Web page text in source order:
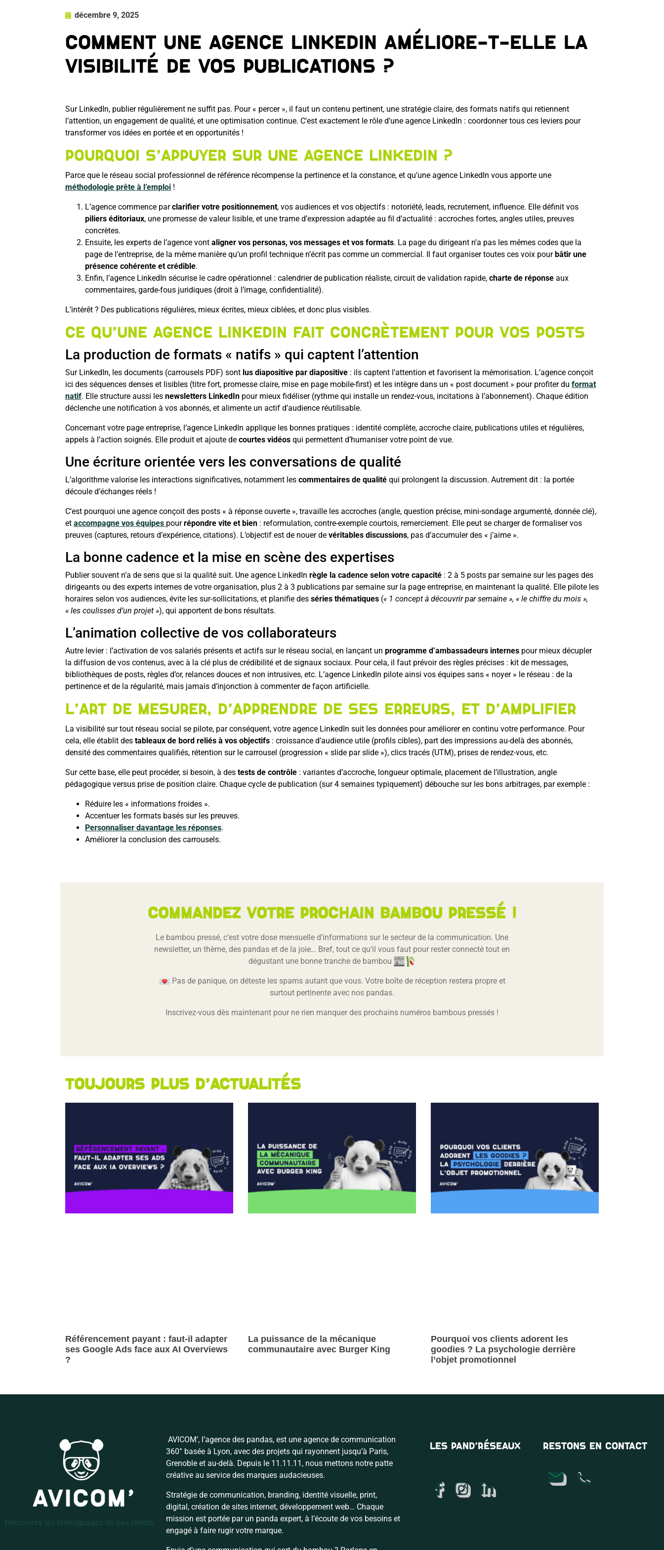
décembre 9, 2025
Comment une agence LinkedIn améliore-t-elle la
visibilité de vos publications ?
Sur LinkedIn, publier régulièrement ne suffit pas. Pour « percer », il faut un contenu pertinent, une stratégie claire, des formats natifs qui retiennent
l’attention, un engagement de qualité, et une optimisation continue. C’est exactement le rôle d’une agence LinkedIn : coordonner tous ces leviers pour
transformer vos idées en portée et en opportunités !
Pourquoi s’appuyer sur une agence LinkedIn ?
Parce que le réseau social professionnel de référence récompense la pertinence et la constance, et qu’une agence LinkedIn vous apporte une
méthodologie prête à l’emploi !
L’agence commence parclarifier votre positionnement, vos audiences et vos objectifs : notoriété, leads, recrutement, influence. Elle définit vos
piliers éditoriaux, une promesse de valeur lisible, et une trame d’expression adaptée au fil d’actualité : accroches fortes, angles utiles, preuves
concrètes.
Ensuite, les experts de l’agence vont aligner vos personas, vos messages et vos formats. La page du dirigeant n’a pas les mêmes codes que la
page de l’entreprise, de la même manière qu’un profil technique n’écrit pas comme un commercial. Il faut organiser toutes ces voix pourbâtir une
présence cohérente et crédible.
Enfin, l’agence LinkedIn sécurise le cadre opérationnel : calendrier de publication réaliste, circuit de validation rapide, charte de réponse aux
commentaires, garde-fous juridiques (droit à l’image, confidentialité).
L’intérêt ? Des publications régulières, mieux écrites, mieux ciblées, et donc plus visibles.
Ce qu’une agence LinkedIn fait concrètement pour vos posts
La production de formats « natifs » qui captent l’attention
Sur LinkedIn, les documents (carrousels PDF) sont lus diapositive par diapositive : ils captent l’attention et favorisent la mémorisation. L’agence conçoit
ici des séquences denses et lisibles (titre fort, promesse claire, mise en page mobile-first) et les intègre dans un « post document » pour profiter du format
natif. Elle structure aussi les newsletters LinkedIn pour mieux fidéliser (rythme qui installe un rendez-vous, incitations à l’abonnement). Chaque édition
déclenche une notification à vos abonnés, et alimente un actif d’audience réutilisable.
Concernant votre page entreprise, l’agence LinkedIn applique les bonnes pratiques : identité complète, accroche claire, publications utiles et régulières,
appels à l’action soignés. Elle produit et ajoute de courtes vidéos qui permettent d’humaniser votre point de vue.
Une écriture orientée vers les conversations de qualité
L’algorithme valorise les interactions significatives, notamment les commentaires de qualité qui prolongent la discussion. Autrement dit : la portée
découle d’échanges réels !
C’est pourquoi une agence conçoit des posts « à réponse ouverte », travaille les accroches (angle, question précise, mini-sondage argumenté, donnée clé),
et accompagne vos équipes pourrépondre vite et bien : reformulation, contre-exemple courtois, remerciement. Elle peut se charger de formaliser vos
preuves (captures, retours d’expérience, citations). L’objectif est de nouer de véritables discussions, pas d’accumuler des « j’aime ».
La bonne cadence et la mise en scène des expertises
Publier souvent n’a de sens que si la qualité suit. Une agence LinkedIn règle la cadence selon votre capacité : 2 à 5 posts par semaine sur les pages des
dirigeants ou des experts internes de votre organisation, plus 2 à 3 publications par semaine sur la page entreprise, en maintenant la qualité. Elle pilote les
horaires selon vos audiences, évite les sur-sollicitations, et planifie des séries thématiques (« 1 concept à découvrir par semaine », « le chiffre du mois »,
« les coulisses d’un projet »), qui apportent de bons résultats.
L’animation collective de vos collaborateurs
Autre levier : l’activation de vos salariés présents et actifs sur le réseau social, en lançant un programme d’ambassadeurs internes pour mieux décupler
la diffusion de vos contenus, avec à la clé plus de crédibilité et de signaux sociaux. Pour cela, il faut prévoir des règles précises : kit de messages,
bibliothèques de posts, règles d’or, relances douces et non intrusives, etc. L’agence LinkedIn pilote ainsi vos équipes sans « noyer » le réseau : de la
pertinence et de la régularité, mais jamais d’injonction à commenter de façon artificielle.
L’art de mesurer, d’apprendre de ses erreurs, et d’amplifier
La visibilité sur tout réseau social se pilote, par conséquent, votre agence LinkedIn suit les données pour améliorer en continu votre performance. Pour
cela, elle établit des tableaux de bord reliés à vos objectifs : croissance d’audience utile (profils cibles), part des impressions au-delà des abonnés,
densité des commentaires qualifiés, rétention sur le carrousel (progression « slide par slide »), clics tracés (UTM), prises de rendez-vous, etc.
Sur cette base, elle peut procéder, si besoin, à des tests de contrôle : variantes d’accroche, longueur optimale, placement de l’illustration, angle
pédagogique versus prise de position claire. Chaque cycle de publication (sur 4 semaines typiquement) débouche sur les bons arbitrages, par exemple :
Réduire les « informations froides ».
Accentuer les formats basés sur les preuves.
Personnaliser davantage les réponses.
Améliorer la conclusion des carrousels.
Commandez votre prochain bambou pressé !
Le bambou pressé, c’est votre dose mensuelle d’informations sur le secteur de la communication. Une
newsletter, un thème, des pandas et de la joie… Bref, tout ce qu’il vous faut pour rester connecté tout en
dégustant une bonne tranche de bambou
Pas de panique, on déteste les spams autant que vous. Votre boîte de réception restera propre et
surtout pertinente avec nos pandas.
Inscrivez-vous dès maintenant pour ne rien manquer des prochains numéros bambous pressés !
Toujours plus d'actualités
Référencement payant : faut-il adapter
ses Google Ads face aux AI Overviews
?
La puissance de la mécanique
communautaire avec Burger King
Pourquoi vos clients adorent les
goodies ? La psychologie derrière
l’objet promotionnel
AVICOM’, l’agence des pandas, est une agence de communication
360° basée à Lyon, avec des projets qui rayonnent jusqu’à Paris,
Grenoble et au-delà. Depuis le 11.11.11, nous mettons notre patte
créative au service des marques audacieuses.
Stratégie de communication, branding, identité visuelle, print,
digital, création de sites internet, développement web… Chaque
mission est portée par un panda expert, à l’écoute de vos besoins et
engagé à faire rugir votre marque.
LES PAND’RÉSEAUX RESTONS EN CONTACT